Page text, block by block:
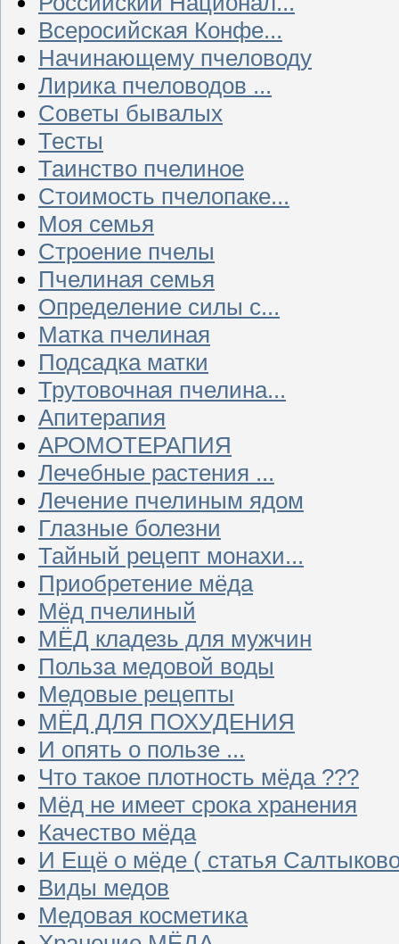
Всеросийская Конфе...
Начинающему пчеловоду
Лирика пчеловодов ...
Советы бывалых
Тесты
Таинство пчелиное
Стоимость пчелопаке...
Моя семья
Строение пчелы
Пчелиная семья
Определение силы с...
Матка пчелиная
Подсадка матки
Трутовочная пчелина...
Апитерапия
АРОМОТЕРАПИЯ
Лечебные растения ...
Лечение пчелиным ядом
Глазные болезни
Тайный рецепт монахи...
Приобретение мёда
Мёд пчелиный
МЁД кладезь для мужчин
Польза медовой воды
Медовые рецепты
МЁД ДЛЯ ПОХУДЕНИЯ
И опять о пользе ...
Что такое плотность мёда ???
Мёд не имеет срока хранения
Качество мёда
И Ещё о мёде ( статья
Виды медов
Медовая косметика